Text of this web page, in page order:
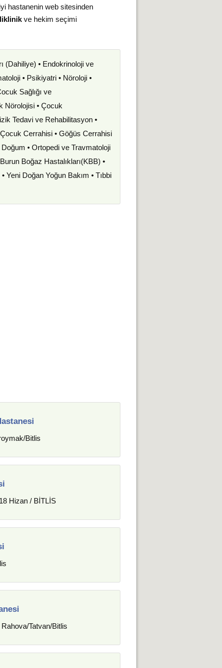
hastanenin web sitesinden
ve hekim seçimi
(Dahiliye) • Endokrinoloji ve
• Psikiyatri • Nöroloji •
Sağlığı ve
Nörolojisi • Çocuk
Tedavi ve Rehabilitasyon •
Cerrahisi • Göğüs Cerrahisi
Doğum • Ortopedi ve Travmatoloji
Boğaz Hastalıkları(KBB) •
Yeni Doğan Yoğun Bakım • Tıbbi
Bitlis
Hizan / BİTLİS
Tatvan/Bitlis